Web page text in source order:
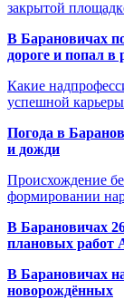
закрытой
В Барановичах
дороге и попал
Какие
успешной карьеры
Погода в
и дожди
Происхождение
формировании
В Барановичах
плановых работ
В Барановичах
новорождённых